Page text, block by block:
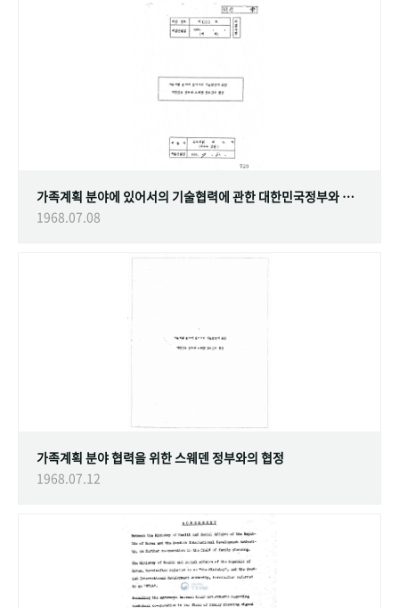
가족계획 분야에 있어서의 기술협력에 관한 대한민국정부와 스웨덴 정부간의 협정
1968.07.08
가족계획 분야 협력을 위한 스웨덴 정부와의 협정
1968.07.12